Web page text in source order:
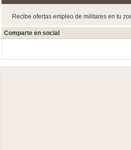
Recibe ofertas empleo de militares en tu
Comparte en social